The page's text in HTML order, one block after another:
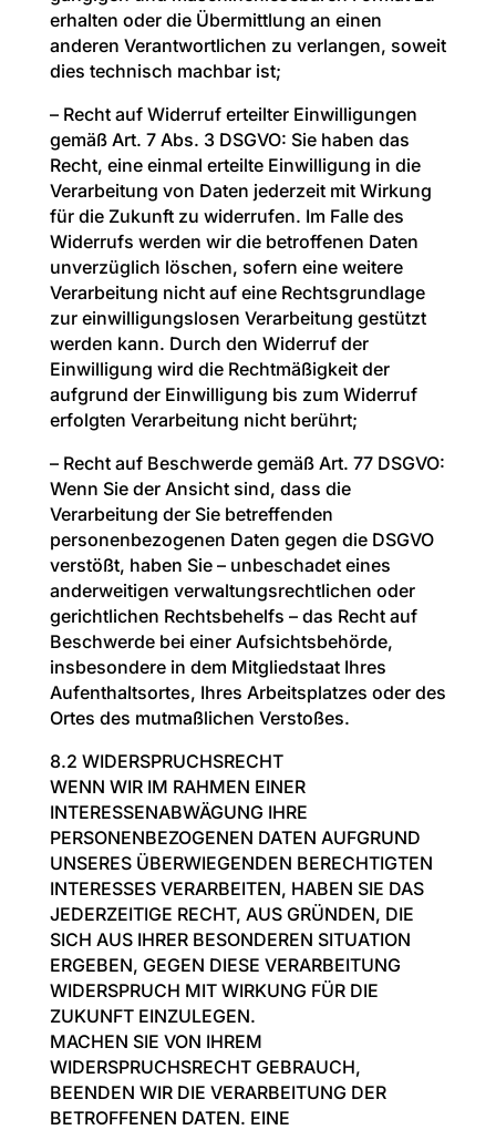
erhalten oder die Übermittlung an einen
anderen Verantwortlichen zu verlangen, soweit
dies technisch machbar ist;
– Recht auf Widerruf erteilter Einwilligungen
gemäß Art. 7 Abs. 3 DSGVO: Sie haben das
Recht, eine einmal erteilte Einwilligung in die
Verarbeitung von Daten jederzeit mit Wirkung
für die Zukunft zu widerrufen. Im Falle des
Widerrufs werden wir die betroffenen Daten
unverzüglich löschen, sofern eine weitere
Verarbeitung nicht auf eine Rechtsgrundlage
zur einwilligungslosen Verarbeitung gestützt
werden kann. Durch den Widerruf der
Einwilligung wird die Rechtmäßigkeit der
aufgrund der Einwilligung bis zum Widerruf
erfolgten Verarbeitung nicht berührt;
– Recht auf Beschwerde gemäß Art. 77 DSGVO:
Wenn Sie der Ansicht sind, dass die
Verarbeitung der Sie betreffenden
personenbezogenen Daten gegen die DSGVO
verstößt, haben Sie – unbeschadet eines
anderweitigen verwaltungsrechtlichen oder
gerichtlichen Rechtsbehelfs – das Recht auf
Beschwerde bei einer Aufsichtsbehörde,
insbesondere in dem Mitgliedstaat Ihres
Aufenthaltsortes, Ihres Arbeitsplatzes oder des
Ortes des mutmaßlichen Verstoßes.
8.2 WIDERSPRUCHSRECHT
WENN WIR IM RAHMEN EINER
INTERESSENABWÄGUNG IHRE
PERSONENBEZOGENEN DATEN AUFGRUND
UNSERES ÜBERWIEGENDEN BERECHTIGTEN
INTERESSES VERARBEITEN, HABEN SIE DAS
JEDERZEITIGE RECHT, AUS GRÜNDEN, DIE
SICH AUS IHRER BESONDEREN SITUATION
ERGEBEN, GEGEN DIESE VERARBEITUNG
WIDERSPRUCH MIT WIRKUNG FÜR DIE
ZUKUNFT EINZULEGEN.
MACHEN SIE VON IHREM
WIDERSPRUCHSRECHT GEBRAUCH,
BEENDEN WIR DIE VERARBEITUNG DER
BETROFFENEN DATEN. EINE